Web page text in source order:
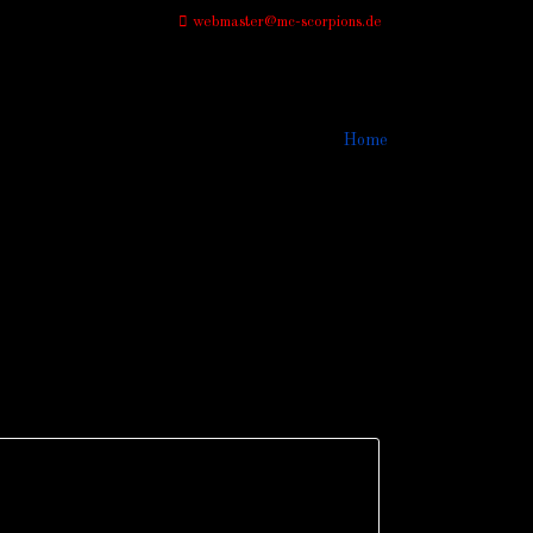
webmaster@mc-scorpions.de
Home